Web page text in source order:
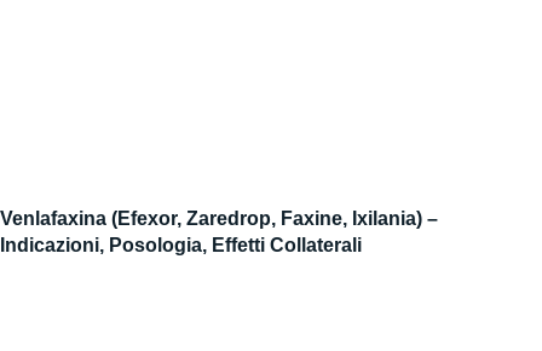
Venlafaxina (Efexor, Zaredrop, Faxine, Ixilania) –
Indicazioni, Posologia, Effetti Collaterali